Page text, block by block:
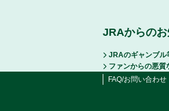
JRAからの
JRAのギャンブル
ファンからの悪質
FAQ/お問い合わせ